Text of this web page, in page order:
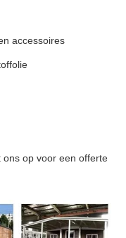
accessoires
ons op voor een offerte